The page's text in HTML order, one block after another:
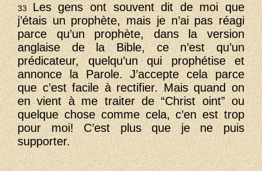
33Les gens ont souvent dit de moi que
j’étais un prophète, mais je n’ai pas réagi
parce qu’un prophète, dans la version
anglaise de la Bible, ce n’est qu’un
prédicateur, quelqu’un qui prophétise et
annonce la Parole. J’accepte cela parce
que c’est facile à rectifier. Mais quand on
en vient à me traiter de “Christ oint” ou
quelque chose comme cela, c’en est trop
pour moi! C’est plus que je ne puis
supporter.